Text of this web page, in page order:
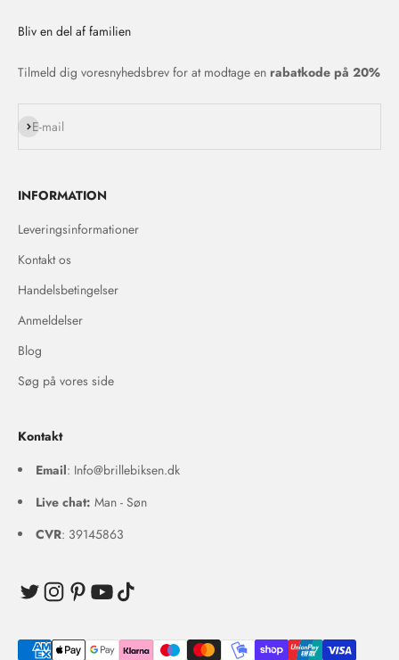
Bliv en del af familien
Tilmeld dig voresnyhedsbrev for at modtage en rabatkode på 20%
E-mail
Abonnér
INFORMATION
Leveringsinformationer
Kontakt os
Handelsbetingelser
Anmeldelser
Blog
Søg på vores side
Kontakt
Email: Info@brillebiksen.dk
Live chat: Man - Søn
CVR: 39145863